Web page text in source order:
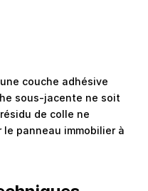
couche adhésive
sous-jacente ne soit
de colle ne
le panneau immobilier à